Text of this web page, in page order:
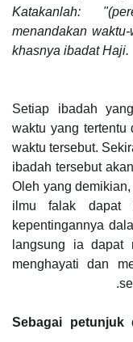
Katakanlah:
menandakan
khasnya ibadat Haji.
Setiap ibadah
waktu yang tertentu
waktu tersebut.
ibadah tersebut
Oleh yang
ilmu falak dapat
kepentingannya
langsung ia dapat
menghayati dan
Sebagai petunjuk